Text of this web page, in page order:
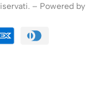
– Powered by